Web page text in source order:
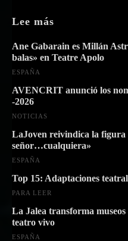
Lee más
Ane Gabarain es Millán
balas» en Teatre Apolo
ESPAÑA
AVENCRIT anunció los
-2026
NOTICIAS
LaJoven reivindica la figura
señor…cualquiera»
ESPAÑA
Top 15: Adaptaciones
PARA LEER
La Jalea transforma
teatro vivo
ESPAÑA